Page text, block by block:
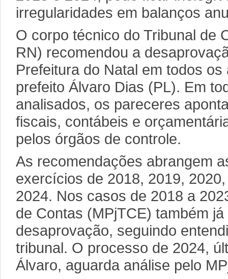
irregularidades em balanços
O corpo técnico do Tribunal de
RN) recomendou a
Prefeitura do Natal em todos
prefeito Álvaro Dias (PL). Em
analisados, os pareceres
fiscais, contábeis e
pelos órgãos de controle.
As recomendações abrangem
exercícios de 2018, 2019,
2024. Nos casos de 2018 a
de Contas (MPjTCE) também
desaprovação, seguindo
tribunal. O processo de 2024,
Álvaro, aguarda análise pelo